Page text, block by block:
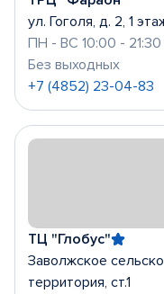
ул. Гоголя, д. 2, 1
ПН - ВС 10:00 - 21:30
Без выходных
+7 (4852) 23-04-83
ТЦ "Глобус"
Заволжское
территория, ст.1